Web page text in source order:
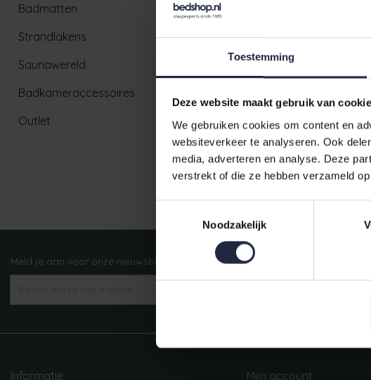
Toestemming
Deze website maakt gebruik van
We gebruiken cookies om content en
websiteverkeer te analyseren. Ook
media, adverteren en analyse. Deze
verstrekt of die ze hebben verzameld
Noodzakelijk
Badmatten
Strandlakens
Saunawereld
Badkameraccessoires
Outlet
Ruim aanbod badtextiel Indien
Meld je aan voor onze nieuwsbrief!
Informatie Mijn account